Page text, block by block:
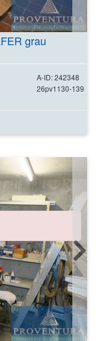
grau
A-ID: 242348
26pv1130-139